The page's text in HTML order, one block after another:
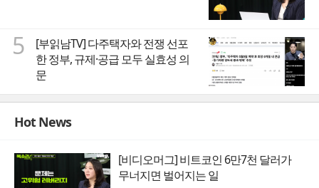
5
[부읽남TV] 다주택자와 전쟁 선포
한 정부, 규제·공급 모두 실효성 의
문
Hot News
[비디오머그] 비트코인 6만7천 달러가
무너지면 벌어지는 일